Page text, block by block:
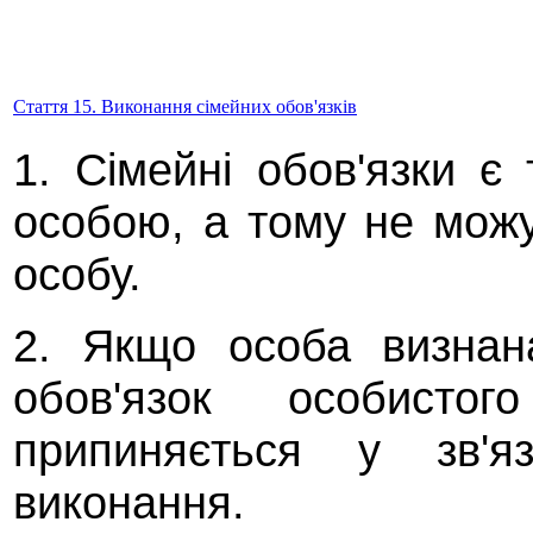
Стаття 15. Виконання сімейних обов'язків
1. Сімейні обов'язки є
особою, а тому не
особу.
2. Якщо особа
обов'язок
припиняється у
виконання.